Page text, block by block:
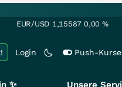
EUR/USD 1,15587 0,00 %
Login Push-Kurse
✨ Unsere